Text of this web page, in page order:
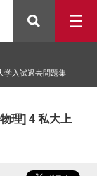
学入試過去問題集
理] 4 私大上